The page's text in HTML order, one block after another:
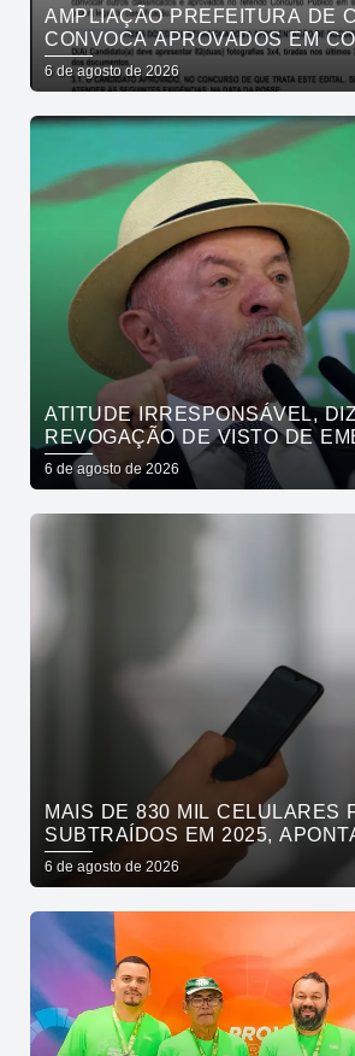
AMPLIAÇÃO PREFEITURA DE
CONVOCA APROVADOS EM
PÚBLICO DA SAÚDE PARA
DE DOCUMENTOS
6 de agosto de 2026
ATITUDE IRRESPONSÁVEL,
REVOGAÇÃO DE VISTO DE
6 de agosto de 2026
MAIS DE 830 MIL CELULARES
SUBTRAÍDOS EM 2025,
6 de agosto de 2026